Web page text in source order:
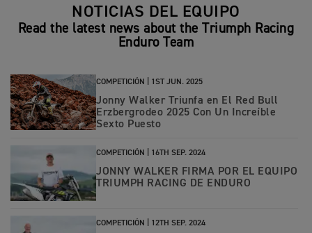
NOTICIAS DEL EQUIPO
Read the latest news about the Triumph Racing
Enduro Team
COMPETICIÓN | 1ST JUN. 2025
Jonny Walker Triunfa en El Red Bull
Erzbergrodeo 2025 Con Un Increíble
Sexto Puesto
COMPETICIÓN | 16TH SEP. 2024
JONNY WALKER FIRMA POR EL EQUIPO
TRIUMPH RACING DE ENDURO
COMPETICIÓN | 12TH SEP. 2024